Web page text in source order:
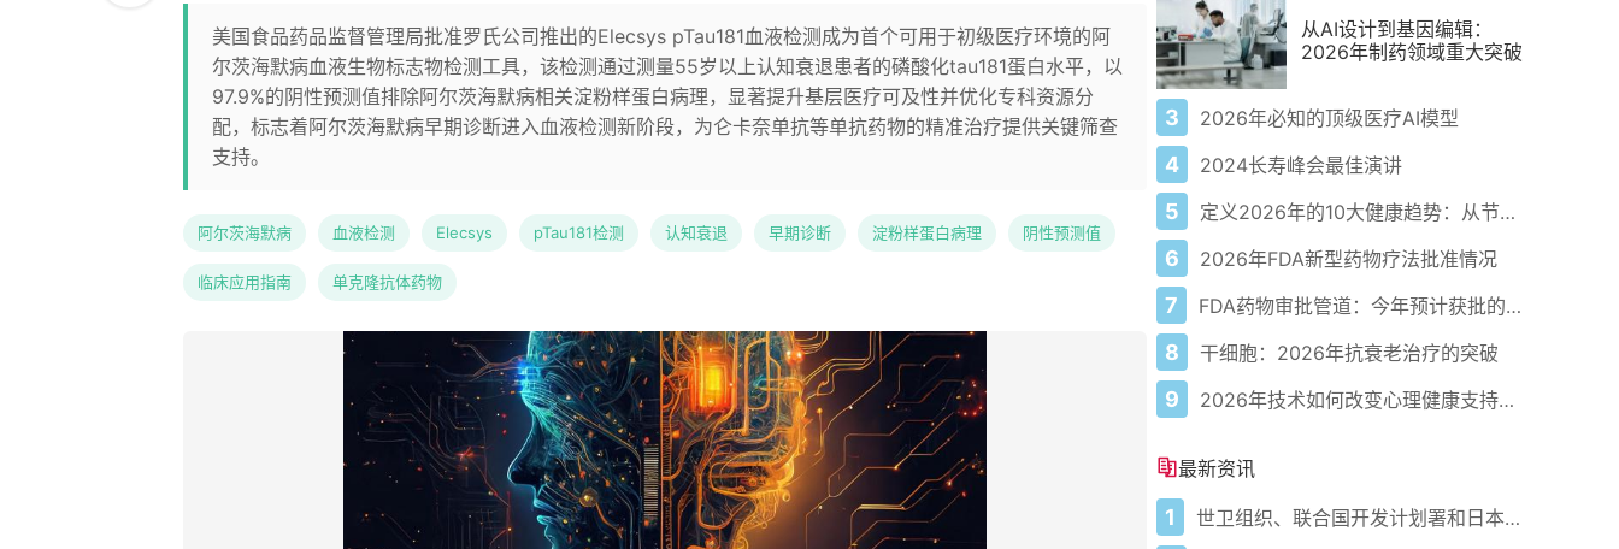
美国食品药品监督管理局批准罗氏公司推出的Elecsys pTau181血液检测成为首个可用于初级医疗环境的阿
尔茨海默病血液生物标志物检测工具，该检测通过测量55岁以上认知衰退患者的磷酸化tau181蛋白水平，以
97.9%的阴性预测值排除阿尔茨海默病相关淀粉样蛋白病理，显著提升基层医疗可及性并优化专科资源分
配，标志着阿尔茨海默病早期诊断进入血液检测新阶段，为仑卡奈单抗等单抗药物的精准治疗提供关键筛查
支持。
阿尔茨海默病 血液检测 Elecsys pTau181检测 认知衰退 早期诊断 淀粉样蛋白病理 阴性预测值
临床应用指南 单克隆抗体药物
从AI设计到基因编辑：
2026年制药领域重大突破
3 2026年必知的顶级医疗AI模型
4 2024长寿峰会最佳演讲
5 定义2026年的10大健康趋势：从节律健康到冷热交替疗法
6 2026年FDA新型药物疗法批准情况
7 FDA药物审批管道：今年预计获批的关键新疗法
8 干细胞：2026年抗衰老治疗的突破
9 2026年技术如何改变心理健康支持的获取方式
最新资讯
1 世卫组织、联合国开发计划署和日本在加纳启动人工智能健康计划 应对气候敏感性疾病并加强医疗服务